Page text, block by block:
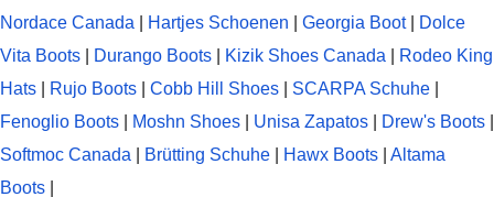
Nordace Canada
Hartjes Schoenen Georgia Boot|
Dolce
Vita Boots
Durango Boots Kizik Shoes Canada
Rodeo King
Hats
Rujo Boots Cobb Hill Shoes SCARPA Schuhe
Fenoglio Boots
Moshn Shoes Unisa Zapatos Drew's Boots
Softmoc Canada
Brütting Schuhe Hawx Boots
Altama
Boots